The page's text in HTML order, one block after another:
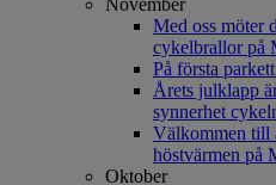
Med oss möter
cykelbrallor på
På första
Årets julklapp
synnerhet
Välkommen till
höstvärmen på
Oktober